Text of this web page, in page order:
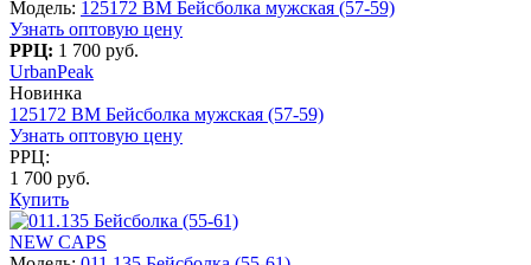
Модель: 125172 BM Бейсболка мужская (57-59)
Узнать оптовую цену
РРЦ: 1 700 руб.
UrbanPeak
Новинка
125172 BM Бейсболка мужская (57-59)
Узнать оптовую цену
РРЦ:
1 700 руб.
Купить
NEW CAPS